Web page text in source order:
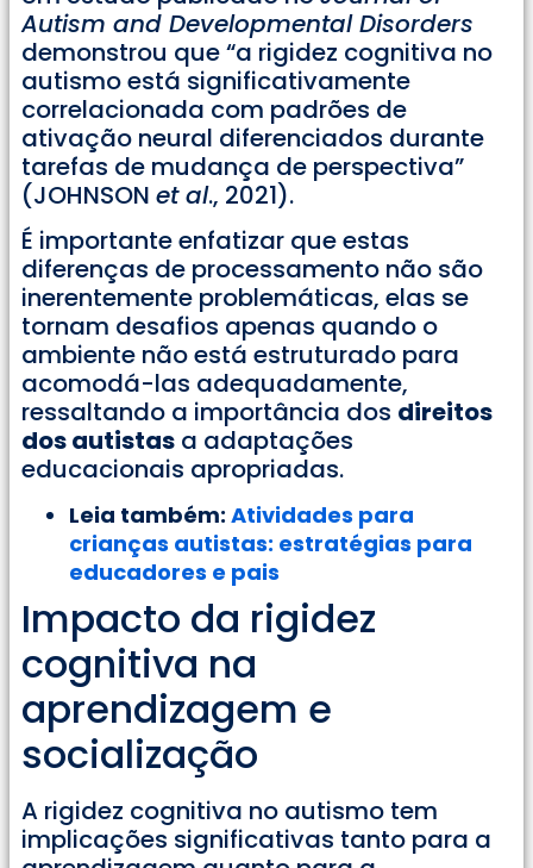
Autism and Developmental Disorders
demonstrou que “a rigidez cognitiva no
autismo está significativamente
correlacionada com padrões de
ativação neural diferenciados durante
tarefas de mudança de perspectiva”
(JOHNSON et al., 2021).
É importante enfatizar que estas
diferenças de processamento não são
inerentemente problemáticas, elas se
tornam desafios apenas quando o
ambiente não está estruturado para
acomodá-las adequadamente,
ressaltando a importância dos direitos
dos autistas a adaptações
educacionais apropriadas.
Leia também: Atividades para
crianças autistas: estratégias para
educadores e pais
Impacto da rigidez
cognitiva na
aprendizagem e
socialização
A rigidez cognitiva no autismo tem
implicações significativas tanto para a